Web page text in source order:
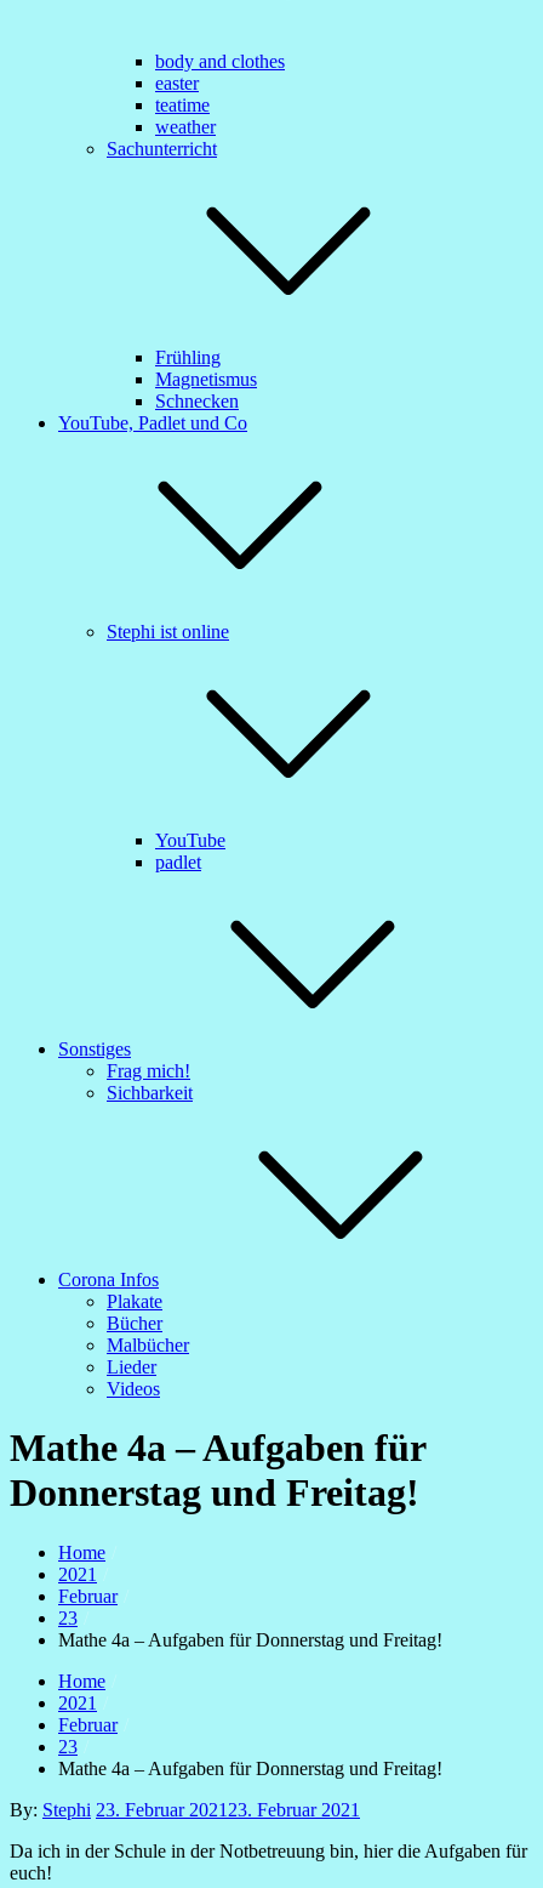
body and clothes
easter
teatime
weather
Sachunterricht
Frühling
Magnetismus
Schnecken
YouTube, Padlet und Co
Stephi ist online
YouTube
padlet
Sonstiges
Frag mich!
Sichbarkeit
Corona Infos
Plakate
Bücher
Malbücher
Lieder
Videos
Mathe 4a – Aufgaben für
Donnerstag und Freitag!
Home
2021
Februar
23
Mathe 4a – Aufgaben für Donnerstag und Freitag!
Home
2021
Februar
23
Mathe 4a – Aufgaben für Donnerstag und Freitag!
By: Stephi Posted
23. Februar 2021 23. Februar 2021
Da ich in der Schule in der Notbetreuung bin, hier die Aufgaben für
euch!